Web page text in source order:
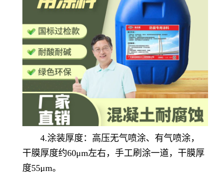
4.涂装厚度：高压无气喷涂、有气喷涂，
干膜厚度约60μm左右，手工刷涂一道，干膜厚
度55μm。